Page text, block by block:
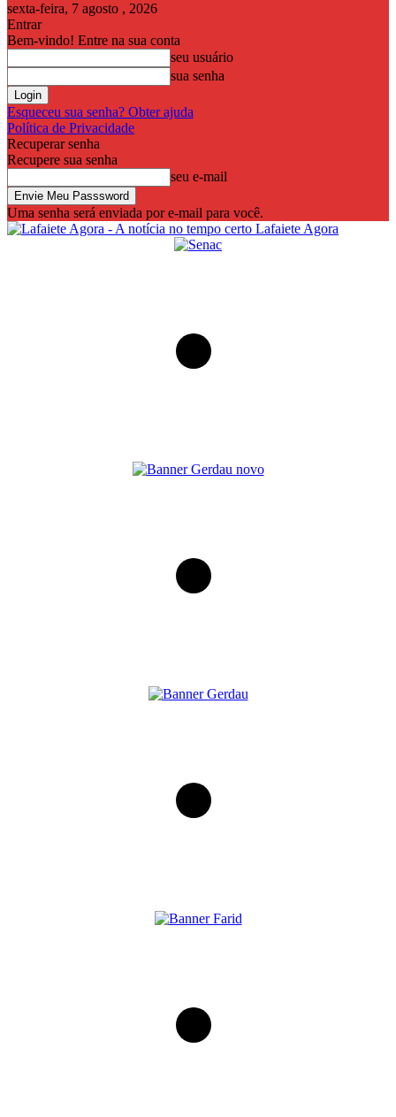
sexta-feira, 7 agosto , 2026
Entrar
Bem-vindo! Entre na sua conta
seu usuário
sua senha
Esqueceu sua senha? Obter ajuda
Política de Privacidade
Recuperar senha
Recupere sua senha
seu e-mail
Uma senha será enviada por e-mail para você.
Lafaiete Agora